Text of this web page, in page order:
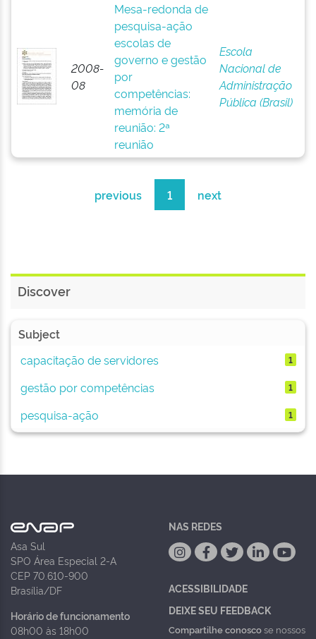
2008-
08
Mesa-redonda de
pesquisa-ação
escolas de
governo e gestão
por
competências:
memória de
reunião: 2ª
reunião
Escola
Nacional de
Administração
Pública (Brasil)
previous 1 next
Discover
Subject
capacitação de servidores
1
gestão por competências 1
pesquisa-ação 1
Asa Sul
SPO Área Especial 2-A
CEP 70.610-900
Brasília/DF
Horário de funcionamento
08h00 às 18h00
NAS REDES
ACESSIBILIDADE
DEIXE SEU FEEDBACK
Compartilhe conoscose nossos